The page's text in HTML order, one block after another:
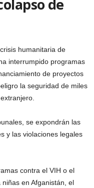
de
humanitaria de
interrumpido programas
de proyectos
la seguridad de miles
se expondrán las
y las violaciones legales
contra el VIH o el
en Afganistán, el